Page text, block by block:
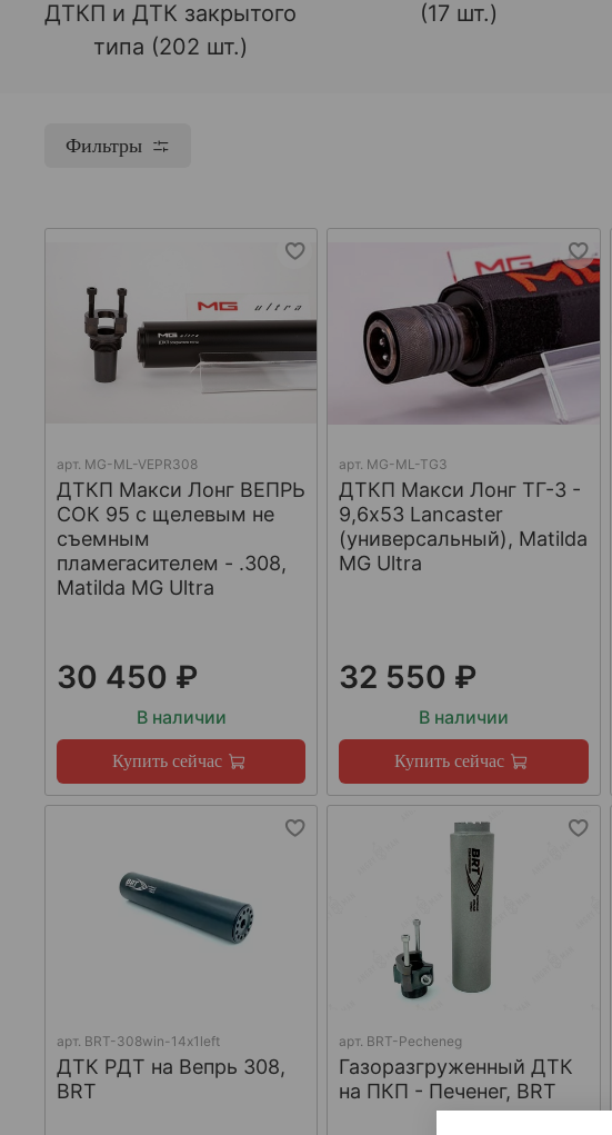
ДТКП и ДТК закрытого
типа (202 шт.)
(17 шт.)
Фильтры
арт. МG-ML-VEPR308
ДТКП Макси Лонг ВЕПРЬ
СОК 95 с щелевым не
съемным
пламегасителем - .308,
Matilda MG Ultra
30 450 ₽
В наличии
Купить сейчас
арт. MG-ML-TG3
ДТКП Макси Лонг ТГ-3 -
9,6x53 Lancaster
(универсальный), Matilda
MG Ultra
32 550 ₽
В наличии
Купить сейчас
арт. BRT-308win-14х1left
ДТК РДТ на Вепрь 308,
BRT
арт. BRT-Pecheneg
Газоразгруженный ДТК
на ПКП - Печенег, BRT